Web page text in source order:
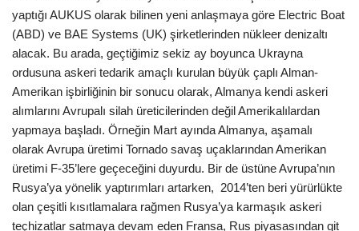
yaptığı AUKUS olarak bilinen yeni anlaşmaya göre Electric Boat
(ABD) ve BAE Systems (UK) şirketlerinden nükleer denizaltı
alacak. Bu arada, geçtiğimiz sekiz ay boyunca Ukrayna
ordusuna askeri tedarik amaçlı kurulan büyük çaplı Alman-
Amerikan işbirliğinin bir sonucu olarak, Almanya kendi askeri
alımlarını Avrupalı silah üreticilerinden değil Amerikalılardan
yapmaya başladı. Örneğin Mart ayında Almanya, aşamalı
olarak Avrupa üretimi Tornado savaş uçaklarından Amerikan
üretimi F-35’lere geçeceğini duyurdu. Bir de üstüne Avrupa’nın
Rusya’ya yönelik yaptırımları artarken, 2014’ten beri yürürlükte
olan çeşitli kısıtlamalara rağmen Rusya’ya karmaşık askeri
teçhizatlar satmaya devam eden Fransa, Rus piyasasından git